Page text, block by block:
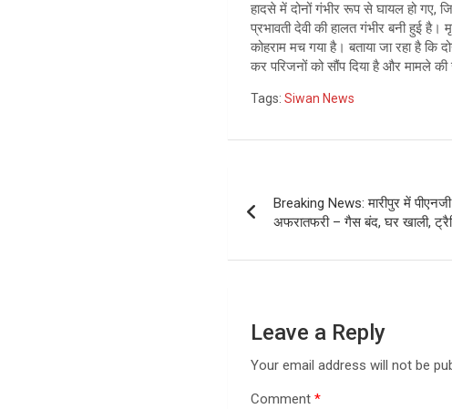
हादसे में दोनों गंभीर रूप से घायल हो गए,
प्रभावती देवी की हालत गंभीर बनी हुई
कोहराम मच गया है। बताया जा रहा है कि
कर परिजनों को सौंप दिया है और मामले
Tags: Siwan News
navigation
Breaking News: मारीपुर में
अफरातफरी – गैस बंद, घर खाली,
Leave a Reply
Your email address will not be
Comment*